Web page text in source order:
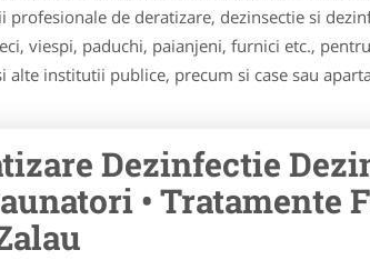
de deratizare, dezinsectie si
viespi, paduchi, paianjeni, furnici etc.,
institutii publice, precum si case sau
Dezinfectie
• Tratamente